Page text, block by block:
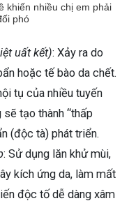
khiến nhiều chị em phải
phó
uất kết): Xảy ra do
hoặc tế bào da chết.
tụ của nhiều tuyến
sẽ tạo thành “thấp
(độc tà) phát triển.
: Sử dụng lăn khử mùi,
kích ứng da, làm mất
độc tố dễ dàng xâm